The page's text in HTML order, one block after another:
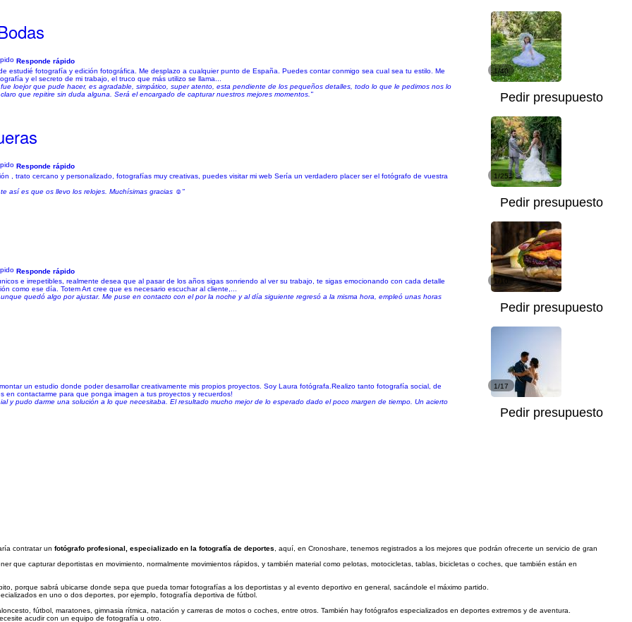
Responde rápido
estudié fotografía y edición fotográfica. Me desplazo a cualquier punto de España. Puedes contar conmigo sea cual sea tu estilo. Me
y el secreto de mi trabajo, el truco que más utilizo se llama...
loejor que pude hacer, es agradable, simpático, super atento, esta pendiente de los pequeños detalles, todo lo que le pedimos nos lo
que repitire sin duda alguna. Será el encargado de capturar nuestros mejores momentos."
1/40
Pedir presupuesto
Responde rápido
, trato cercano y personalizado, fotografías muy creativas, puedes visitar mi web Sería un verdadero placer ser el fotógrafo de vuestra
así es que os llevo los relojes. Muchísimas gracias ☺️"
1/25
Pedir presupuesto
Responde rápido
e irrepetibles, realmente desea que al pasar de los años sigas sonriendo al ver su trabajo, te sigas emocionando con cada detalle
como ese día. Totem Art cree que es necesario escuchar al cliente,...
quedó algo por ajustar. Me puse en contacto con el por la noche y al día siguiente regresó a la misma hora, empleó unas horas
1/10
Pedir presupuesto
un estudio donde poder desarrollar creativamente mis propios proyectos. Soy Laura fotógrafa.Realizo tanto fotografía social, de
en contactarme para que ponga imagen a tus proyectos y recuerdos!
y pudo darme una solución a lo que necesitaba. El resultado mucho mejor de lo esperado dado el poco margen de tiempo. Un acierto
1/17
Pedir presupuesto
contratar un fotógrafo profesional, especializado en la fotografía de deportes , aquí, en Cronoshare, tenemos registrados a los mejores que podrán ofrecerte un servicio de gran
que capturar deportistas en movimiento, normalmente movimientos rápidos, y también material como pelotas, motocicletas, tablas, bicicletas o coches, que también están en
porque sabrá ubicarse donde sepa que pueda tomar fotografías a los deportistas y al evento deportivo en general, sacándole el máximo partido.
en uno o dos deportes, por ejemplo, fotografía deportiva de fútbol.
fútbol, maratones, gimnasia rítmica, natación y carreras de motos o coches, entre otros. También hay fotógrafos especializados en deportes extremos y de aventura.
acudir con un equipo de fotografía u otro.